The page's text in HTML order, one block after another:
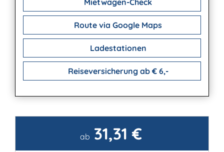
Mietwagen-Check
Route via Google Maps
Ladestationen
Reiseversicherung ab € 6,-
ab 31,31 €